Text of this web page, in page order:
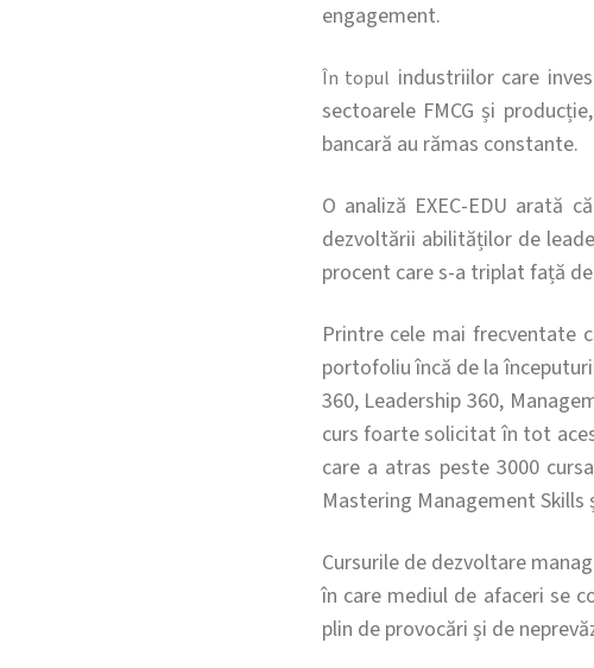
engagement.
În topul industriilor care
sectoarele FMCG și
bancară au rămas constante.
O analiză EXEC-EDU arată
dezvoltării abilităților de
procent care s-a triplat față
Printre cele mai frecventate
portofoliu încă de la
360, Leadership 360,
curs foarte solicitat în tot
care a atras peste 3000
Mastering Management Skills
Cursurile de dezvoltare
în care mediul de afaceri se
plin de provocări și de